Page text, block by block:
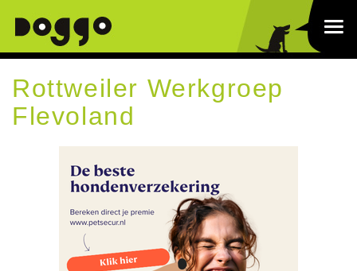
Rottweiler Werkgroep
Flevoland